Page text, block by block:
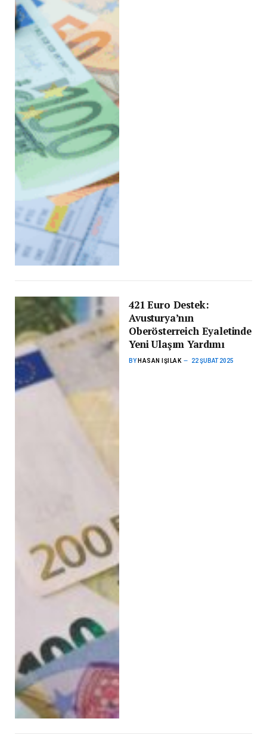
421 Euro Destek:
Avusturya’nın
Oberösterreich Eyaletinde
Yeni Ulaşım Yardımı
BY HASAN IŞILAK 22 ŞUBAT 2025